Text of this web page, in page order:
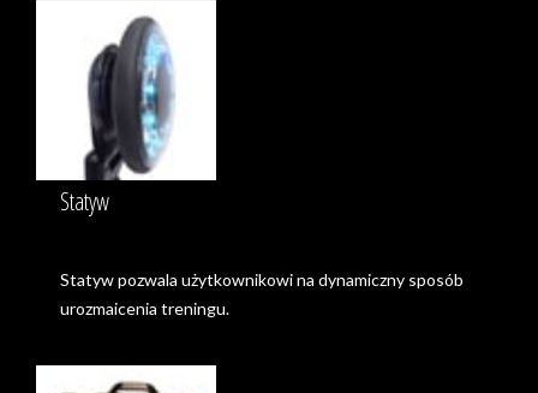
Statyw
Statyw pozwala użytkownikowi na dynamiczny sposób
urozmaicenia treningu.